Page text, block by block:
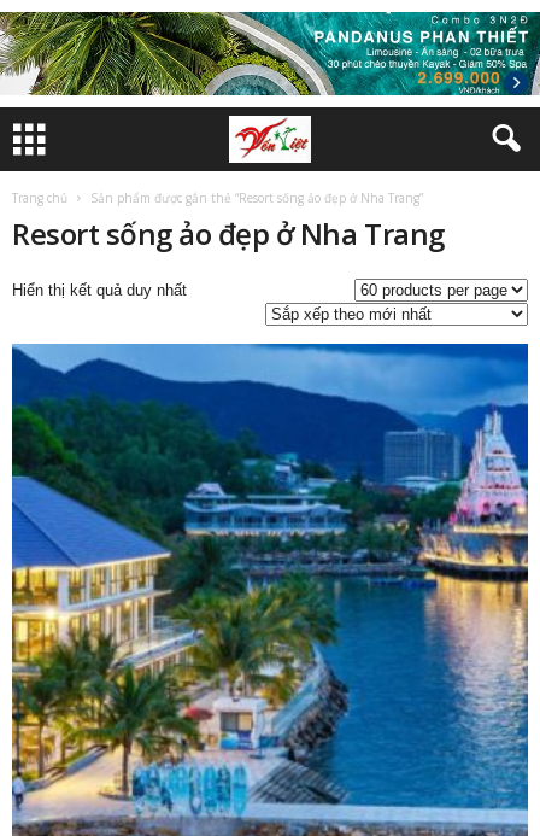
Trang chủ Sản phẩm được gắn thẻ “Resort sống ảo đẹp ở Nha Trang”
Resort sống ảo đẹp ở Nha Trang
Hiển thị kết quả duy nhất